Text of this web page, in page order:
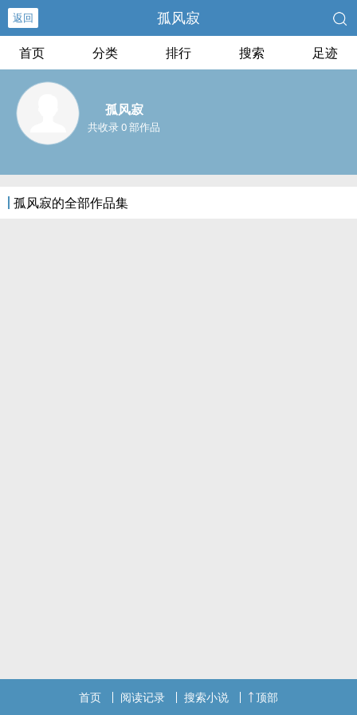
返回 孤风寂
首页 分类 排行 搜索 足迹
孤风寂
共收录 0 部作品
孤风寂的全部作品集
首页 阅读记录 搜索小说 顶部